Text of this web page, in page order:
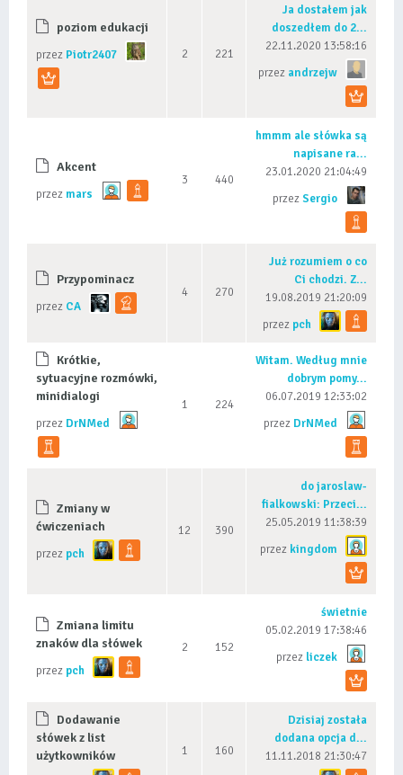
poziom edukacji
przez Piotr2407 2 221
Ja dostałem jak
doszedłem do 2...
22.11.2020 13:58:16
przez andrzejw
Akcent
przez mars
3 440
hmmm ale słówka są
napisane ra...
23.01.2020 21:04:49
przez Sergio
Przypominacz
przez CA
4 270
Już rozumiem o co
Ci chodzi. Z...
19.08.2019 21:20:09
przez pch
Krótkie,
sytuacyjne rozmówki,
minidialogi
przez DrNMed
1 224
Witam. Według mnie
dobrym pomy...
06.07.2019 12:33:02
przez DrNMed
Zmiany w
ćwiczeniach
przez pch
12 390
do jaroslaw-
fialkowski: Przeci...
25.05.2019 11:38:39
przez kingdom
Zmiana limitu
znaków dla słówek
przez pch
2 152
świetnie
05.02.2019 17:38:46
przez liczek
Dodawanie
słówek z list
użytkowników
1 160
Dzisiaj została
dodana opcja d...
11.11.2018 21:30:47